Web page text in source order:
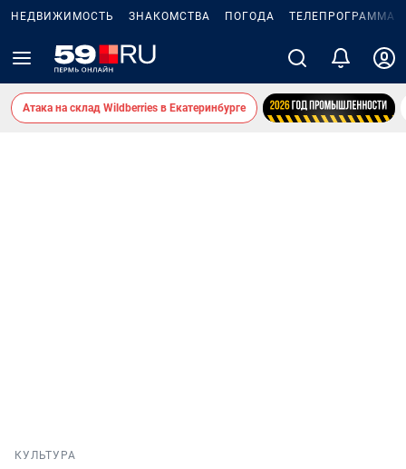
НЕДВИЖИМОСТЬ ЗНАКОМСТВА ПОГОДА ТЕЛЕПРОГРАММА
Атака на склад Wildberries в Екатеринбурге
КУЛЬТУРА